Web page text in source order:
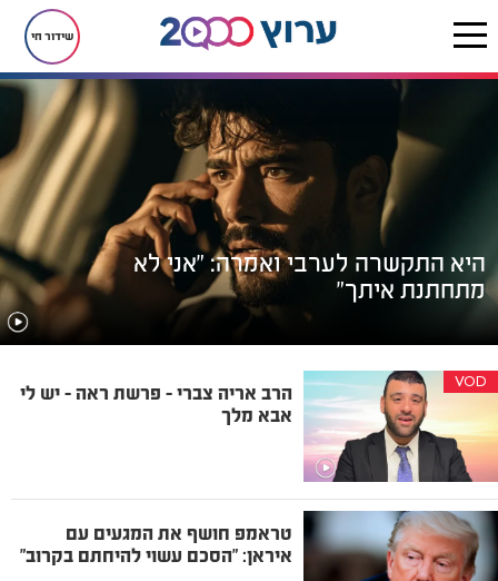
שידור חי
היא התקשרה לערבי ואמרה: "אני לא
מתחתנת איתך"
VOD
הרב אריה צברי - פרשת ראה - יש לי
אבא מלך
טראמפ חושף את המגעים עם
איראן: "הסכם עשוי להיחתם בקרוב"